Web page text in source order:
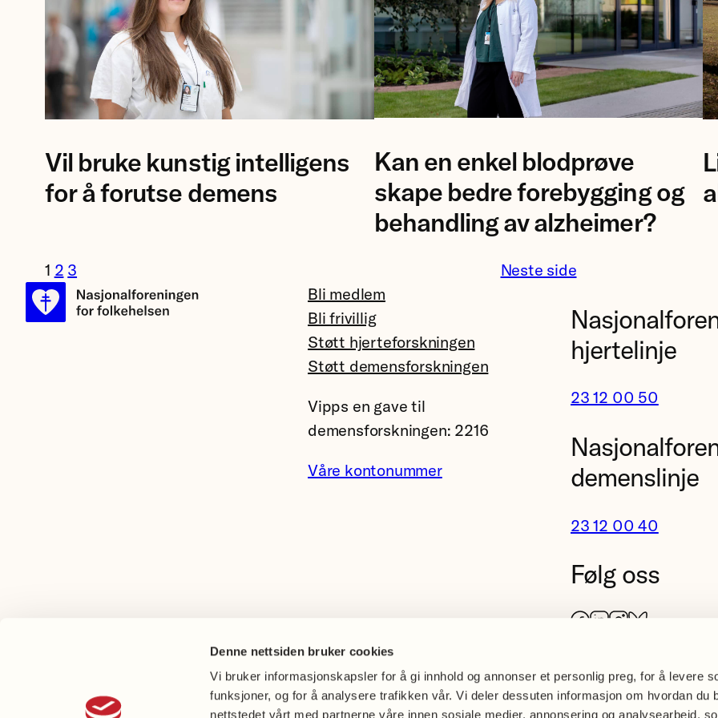
Denne nettsiden bruker cookies
Vi bruker informasjonskapsler for å gi innhold og annonser et personlig preg, for å levere
funksjoner, og for å analysere trafikken vår. Vi deler dessuten informasjon om hvordan du
nettstedet vårt med partnerne våre innen sosiale medier, annonsering og analysearbeid,
av
forsker
Eva
på
Rikshospitalet.
Vil bruke kunstig intelligens
for å forutse demens
av
forsker
Ingrid
Augestad.
Kan en enkel blodprøve
skape bedre forebygging og
behandling av alzheimer?
1 2 3
Neste side
Bli medlem
Bli frivillig
Støtt hjerteforskningen
Støtt demensforskningen
Vipps en gave til
demensforskningen: 2216
Våre kontonummer
hjertelinje
23 12 00 50
demenslinje
23 12 00 40
Følg oss
Facebook
LinkedIn
Instagram
Bluesky